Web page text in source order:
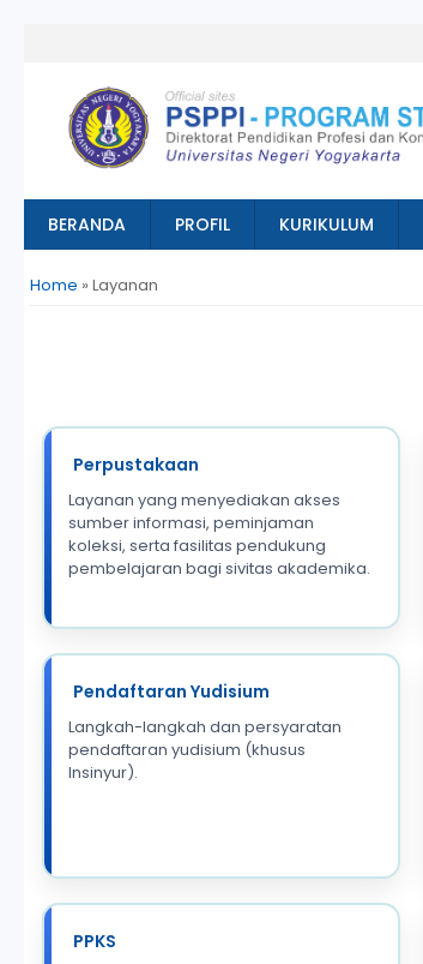
BERANDA PROFIL KURIKULUM
You are here
Home » Layanan
Perpustakaan
Layanan yang menyediakan akses
sumber informasi, peminjaman
koleksi, serta fasilitas pendukung
pembelajaran bagi sivitas akademika.
Pendaftaran Yudisium
Langkah-langkah dan persyaratan
pendaftaran yudisium (khusus
Insinyur).
PPKS